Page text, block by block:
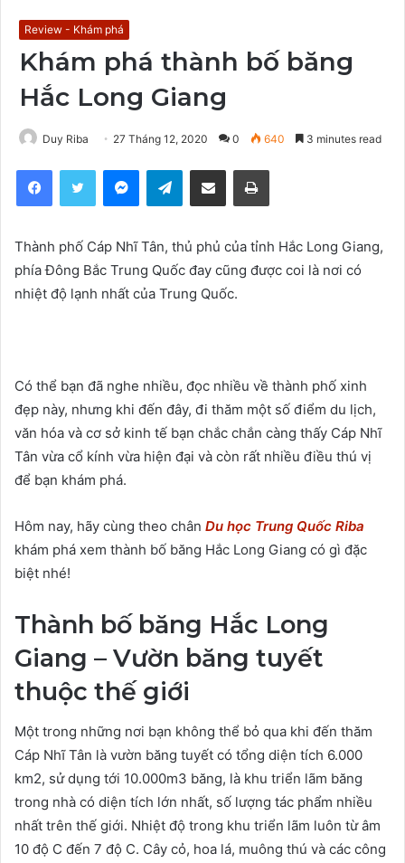
Review - Khám phá
Khám phá thành bố băng
Hắc Long Giang
Duy Riba 27 Tháng 12, 2020 0 640 3 minutes read
FacebookTwitter MessengerTelegramShare via Email Print
Thành phố Cáp Nhĩ Tân, thủ phủ của tỉnh Hắc Long Giang,
phía Đông Bắc Trung Quốc đay cũng được coi là nơi có
nhiệt độ lạnh nhất của Trung Quốc.
Có thể bạn đã nghe nhiều, đọc nhiều về thành phố xinh
đẹp này, nhưng khi đến đây, đi thăm một số điểm du lịch,
văn hóa và cơ sở kinh tế bạn chắc chắn càng thấy Cáp Nhĩ
Tân vừa cổ kính vừa hiện đại và còn rất nhiều điều thú vị
để bạn khám phá.
Hôm nay, hãy cùng theo chân Du học Trung Quốc Riba
khám phá xem thành bố băng Hắc Long Giang có gì đặc
biệt nhé!
Thành bố băng Hắc Long
Giang – Vườn băng tuyết
thuộc thế giới
Một trong những nơi bạn không thể bỏ qua khi đến thăm
Cáp Nhĩ Tân là vườn băng tuyết có tổng diện tích 6.000
km2, sử dụng tới 10.000m3 băng, là khu triển lãm băng
trong nhà có diện tích lớn nhất, số lượng tác phẩm nhiều
nhất trên thế giới. Nhiệt độ trong khu triển lãm luôn từ âm
10 độ C đến 7 độ C. Cây cỏ, hoa lá, muông thú và các công